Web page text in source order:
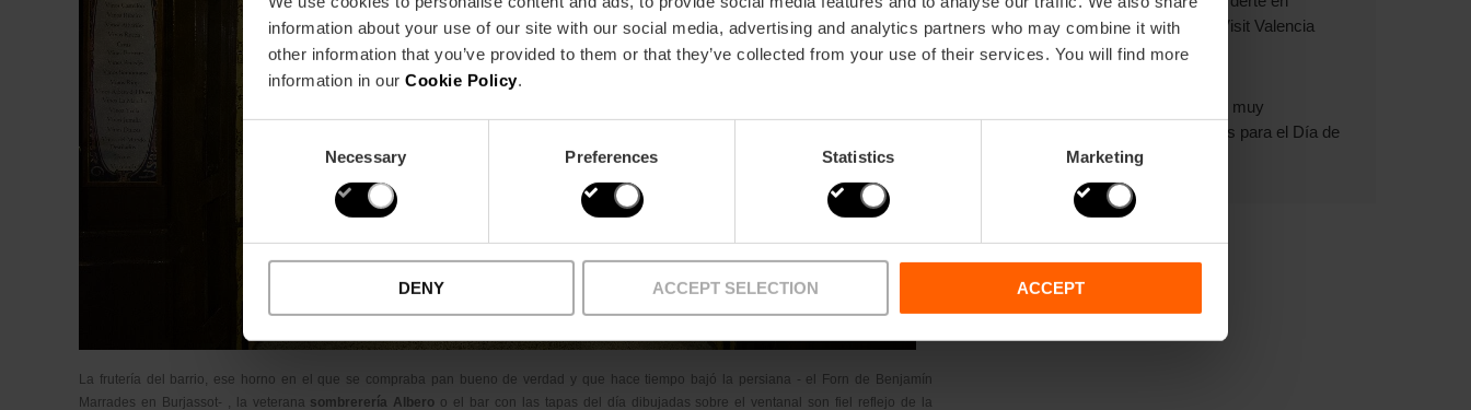
information about your use of our site with our social media, advertising and analytics partners who may combine it with
other information that you’ve provided to them or that they’ve collected from your use of their services. You will find more
information in our Cookie Policy.
Necessary Preferences Statistics Marketing
DENY ACCEPT SELECTION ACCEPT
La frutería del barrio, ese horno en el que se compraba pan bueno de verdad y que hace tiempo bajó la persiana - el Forn de Benjamín
Marrades en Burjassot- , la veterana sombrerería Albero o el bar con las tapas del día dibujadas sobre el ventanal son fiel reflejo de la
València |Visit Valencia
Obsequios muy
valencianos para el Día de